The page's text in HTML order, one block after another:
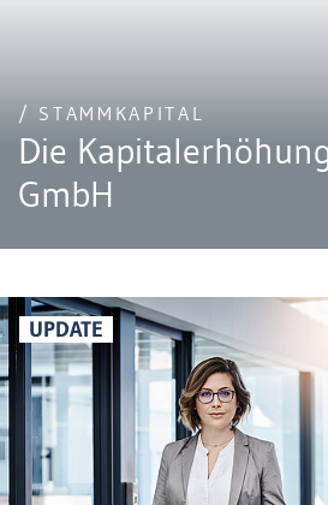
/ STAMMKAPITAL
Die
GmbH
UPDATE